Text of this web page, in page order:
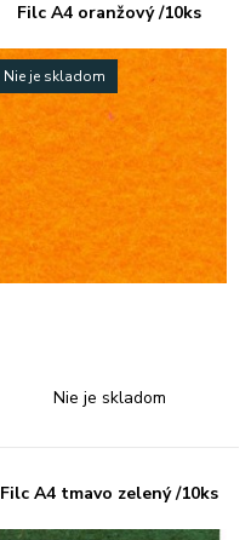
Filc A4 oranžový /10ks
Nie je skladom
Nie je skladom
Filc A4 tmavo zelený /10ks